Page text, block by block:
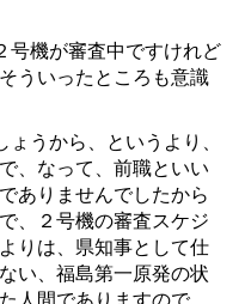
号機が審査中ですけれど
ういったところも意識
うから、というより、
、なって、前職といい
ありませんでしたから
、２号機の審査スケジ
りは、県知事として仕
い、福島第一原発の状
人間でありますので、